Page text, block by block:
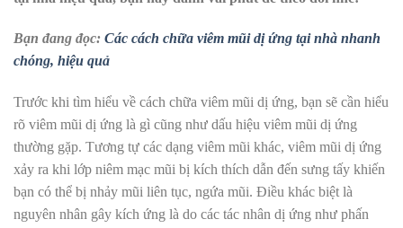
Bạn đang đọc: Các cách chữa viêm mũi dị ứng tại nhà nhanh
chóng, hiệu quả
Trước khi tìm hiểu về cách chữa viêm mũi dị ứng, bạn sẽ cần hiểu
rõ viêm mũi dị ứng là gì cũng như dấu hiệu viêm mũi dị ứng
thường gặp. Tương tự các dạng viêm mũi khác, viêm mũi dị ứng
xảy ra khi lớp niêm mạc mũi bị kích thích dẫn đến sưng tấy khiến
bạn có thể bị nhảy mũi liên tục, ngứa mũi. Điều khác biệt là
nguyên nhân gây kích ứng là do các tác nhân dị ứng như phấn